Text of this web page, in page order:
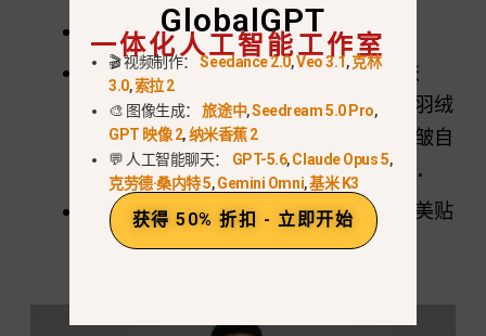
上传模型图片
提示：保持模特的面部、身体姿势、肤
色、发型和表情不变。添加一件海军蓝羽绒
服，要求版型逼真、面料纹理清晰、褶皱自
然。将光照效果调整为与原照片一致。.
结果：无需大量提示，人工智能就能完美贴
合衣服，包括徽标和徽章。.
GlobalGPT
一体化人工智能工作室
🎬 视频制作：Seedance 2.0,Veo 3.1,克林
3.0,索拉 2
🎨 图像生成：旅途中,Seedream 5.0 Pro,
GPT 映像 2,纳米香蕉 2
💬 人工智能聊天： GPT-5.6,Claude Opus 5,
克劳德·桑内特 5,Gemini Omni,基米 K3
获得 50% 折扣 - 立即开始